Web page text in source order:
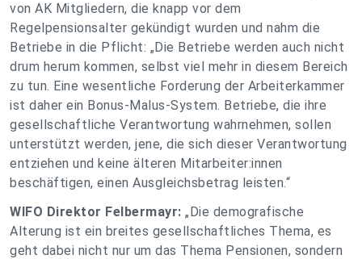
von AK Mitgliedern, die knapp vor dem
Regelpensionsalter gekündigt wurden und nahm die
Betriebe in die Pflicht: „Die Betriebe werden auch nicht
drum herum kommen, selbst viel mehr in diesem Bereich
zu tun. Eine wesentliche Forderung der Arbeiterkammer
ist daher ein Bonus-Malus-System. Betriebe, die ihre
gesellschaftliche Verantwortung wahrnehmen, sollen
unterstützt werden, jene, die sich dieser Verantwortung
entziehen und keine älteren Mitarbeiter:innen
beschäftigen, einen Ausgleichsbetrag leisten.“
WIFO Direktor Felbermayr: „Die demografische
Alterung ist ein breites gesellschaftliches Thema, es
geht dabei nicht nur um das Thema Pensionen, sondern